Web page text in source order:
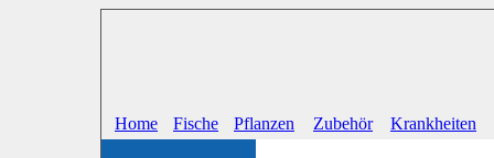
Home Fische Pflanzen Zubehör Krankheiten